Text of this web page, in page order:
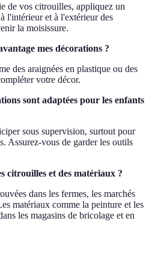
de vos citrouilles, appliquez un
l'intérieur et à l'extérieur des
la moisissure.
mes décorations ?
des araignées en plastique ou des
votre décor.
sont adaptées pour les enfants
sous supervision, surtout pour
Assurez-vous de garder les outils
citrouilles et des matériaux ?
dans les fermes, les marchés
matériaux comme la peinture et les
les magasins de bricolage et en